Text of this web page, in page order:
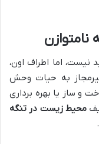
نیست، اما اطراف اون،
به حیات وحش
و ساز یا بهره برداری
محیط زیست در تنگه